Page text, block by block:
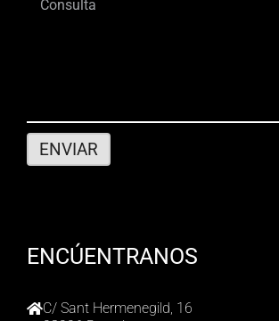
ENCÚENTRANOS
C/ Sant Hermenegild, 16